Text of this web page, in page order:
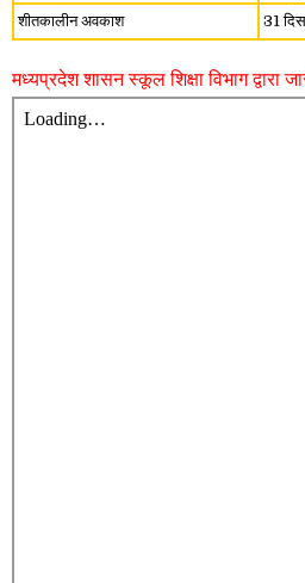
शीतकालीन अवकाश
31
मध्यप्रदेश शासन स्कूल शिक्षा विभाग द्वारा